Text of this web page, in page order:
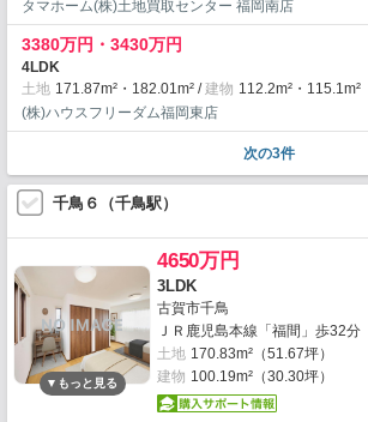
タマホーム(株)土地買取センター 福岡南店
3380万円・3430万円
4LDK
土地 171.87m²・182.01m² 建物 112.2m²・115.1m²
(株)ハウスフリーダム福岡東店
次の3件
千鳥６（千鳥駅）
4650万円
3LDK
古賀市千鳥
ＪＲ鹿児島本線「福間」歩32分
土地 170.83m²（51.67坪）
建物 100.19m²（30.30坪）